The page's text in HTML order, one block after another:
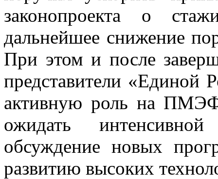
законопроекта о
дальнейшее снижение
При этом и после
представители «Единой
активную роль на
ожидать
обсуждение новых
развитию высоких